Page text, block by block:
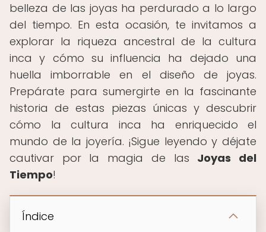
belleza de las joyas ha perdurado a lo largo
del tiempo. En esta ocasión, te invitamos a
explorar la riqueza ancestral de la cultura
inca y cómo su influencia ha dejado una
huella imborrable en el diseño de joyas.
Prepárate para sumergirte en la fascinante
historia de estas piezas únicas y descubrir
cómo la cultura inca ha enriquecido el
mundo de la joyería. ¡Sigue leyendo y déjate
cautivar por la magia de las Joyas del
Tiempo!
Índice